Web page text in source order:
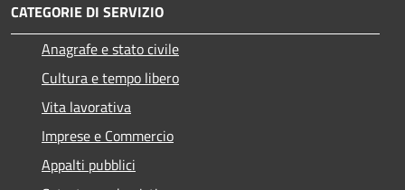
CATEGORIE DI SERVIZIO
Anagrafe e stato civile
Cultura e tempo libero
Vita lavorativa
Imprese e Commercio
Appalti pubblici